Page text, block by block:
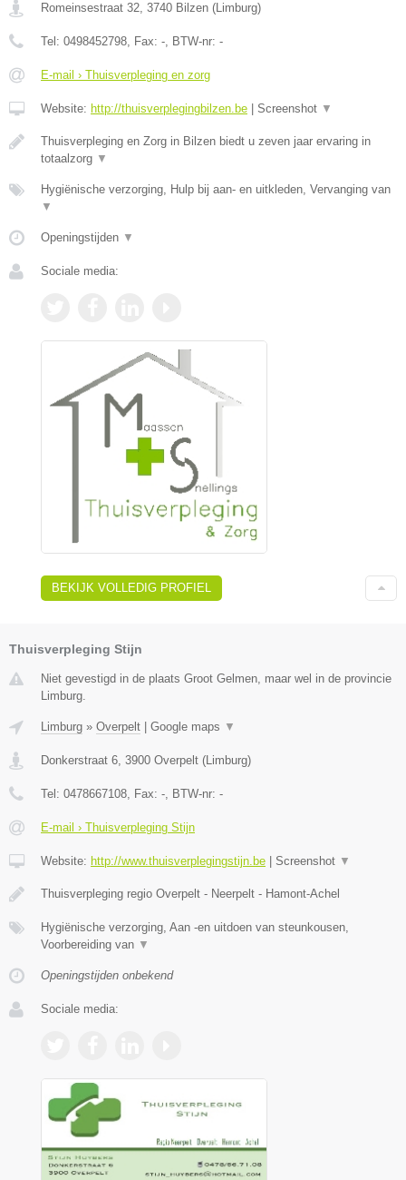
Romeinsestraat 32, 3740 Bilzen (Limburg)
Tel: 0498452798, Fax: -, BTW-nr: -
E-mail › Thuisverpleging en zorg
Website: http://thuisverplegingbilzen.be Screenshot ▼
Thuisverpleging en Zorg in Bilzen biedt u zeven jaar ervaring in
totaalzorg ▼
Hygiënische verzorging, Hulp bij aan- en uitkleden, Vervanging van
▼
Openingstijden ▼
Sociale media:
BEKIJK VOLLEDIG PROFIEL
Thuisverpleging Stijn
Niet gevestigd in de plaats Groot Gelmen, maar wel in de provincie
Limburg.
Limburg » Overpelt Google maps ▼
Donkerstraat 6, 3900 Overpelt (Limburg)
Tel: 0478667108, Fax: -, BTW-nr: -
E-mail › Thuisverpleging Stijn
Website: http://www.thuisverplegingstijn.be Screenshot ▼
Thuisverpleging regio Overpelt - Neerpelt - Hamont-Achel
Hygiënische verzorging, Aan -en uitdoen van steunkousen,
Voorbereiding van ▼
Openingstijden onbekend
Sociale media: